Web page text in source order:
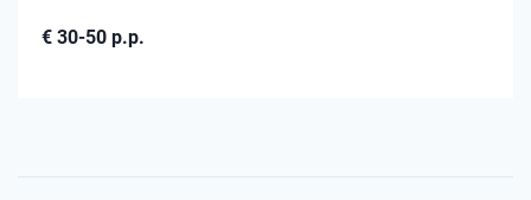
€ 30-50 p.p.